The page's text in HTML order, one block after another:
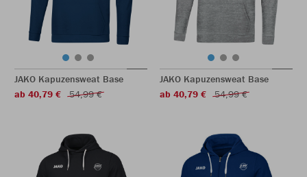
JAKO Kapuzensweat Base
ab 40,79 €
54,99 €
JAKO Kapuzensweat Base
ab 40,79 €
54,99 €